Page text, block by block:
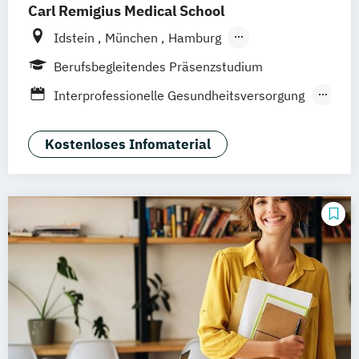
Carl Remigius Medical School
Idstein München
Hamburg
Frankfurt am Main
Hannover
Leipzig
Heidelberg
Berufsbegleitendes Präsenzstudium
Interprofessionelle Gesundheitsversorgung
Medizin- und Pflegepädagogik
Kostenloses Infomaterial